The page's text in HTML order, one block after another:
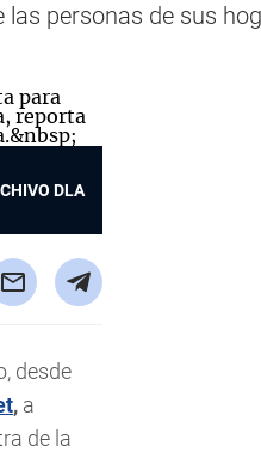
personas de sus
DLA
desde
, a
de la